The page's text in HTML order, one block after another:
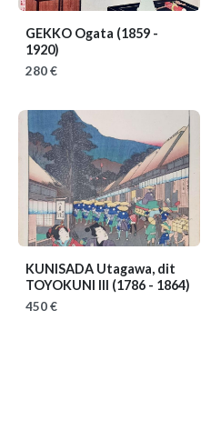
GEKKO Ogata (1859 -
1920)
280 €
KUNISADA Utagawa, dit
TOYOKUNI III (1786 - 1864)
450 €